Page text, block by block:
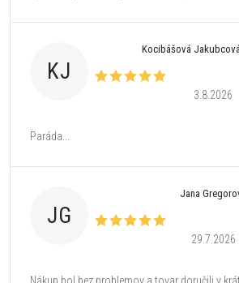
KJ
Kocibášová
3.8.2026
Paráda...
JG
Jana
29.7.2026